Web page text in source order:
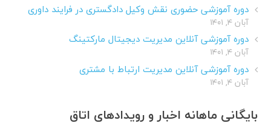
دوره آموزشی حضوری نقش وکیل دادگستری در فرایند داوری
آبان ۴, ۱۴۰۱
دوره آموزشی آنلاین مدیریت دیجیتال مارکتینگ
آبان ۴, ۱۴۰۱
دوره آموزشی آنلاین مدیریت ارتباط با مشتری
آبان ۴, ۱۴۰۱
بایگانی ماهانه اخبار و رویدادهای اتاق